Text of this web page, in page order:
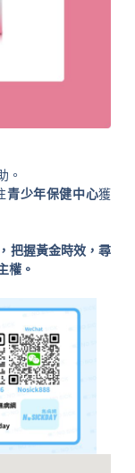
。
青少年保健中心獲
把握黃金時效，尋
權。